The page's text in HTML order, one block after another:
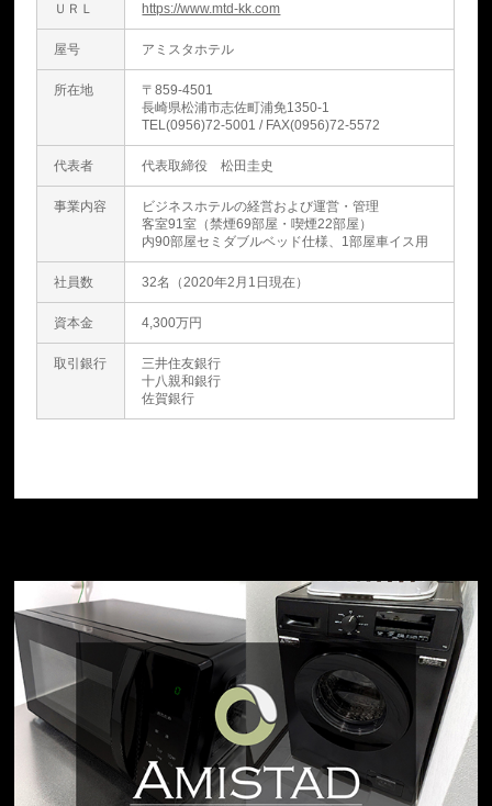
ＵＲＬ https://www.mtd-kk.com
屋号 アミスタホテル
所在地
〒859-4501
長崎県松浦市志佐町浦免1350-1
TEL(0956)72-5001 / FAX(0956)72-5572
代表者 代表取締役 松田圭史
事業内容
ビジネスホテルの経営および運営・管理
客室91室（禁煙69部屋・喫煙22部屋）
内90部屋セミダブルベッド仕様、1部屋車イス用
社員数 32名（2020年2月1日現在）
資本金 4,300万円
取引銀行
三井住友銀行
十八親和銀行
佐賀銀行